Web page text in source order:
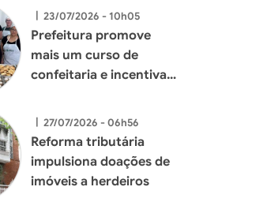
| 23/07/2026 - 10h05
Prefeitura promove
mais um curso de
confeitaria e incentiva
mulheres de Xaxim
| 27/07/2026 - 06h56
Reforma tributária
impulsiona doações de
imóveis a herdeiros